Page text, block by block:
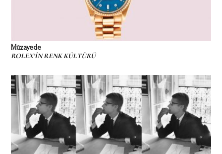
Müzayede
ROLEX’İN RENK KÜLTÜRÜ